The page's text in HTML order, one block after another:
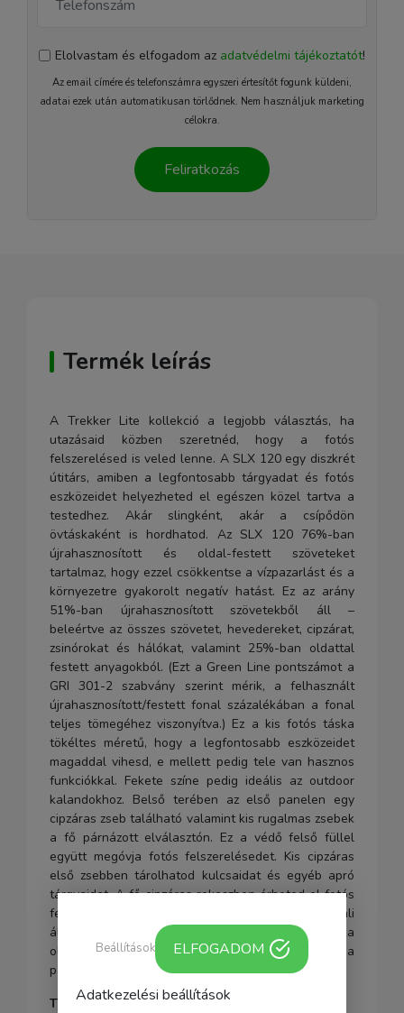
Elolvastam és elfogadom az adatvédelmi tájékoztatót!
Az email címére és telefonszámra egyszeri értesítőt fogunk küldeni,
adatai ezek után automatikusan törlődnek. Nem használjuk marketing
célokra.
Feliratkozás
Termék leírás
A Trekker Lite kollekció a legjobb választás, ha
utazásaid közben szeretnéd, hogy a fotós
felszerelésed is veled lenne. A SLX 120 egy diszkrét
útitárs, amiben a legfontosabb tárgyadat és fotós
eszközeidet helyezheted el egészen közel tartva a
testedhez. Akár slingként, akár a csípődön
övtáskaként is hordhatod. Az SLX 120 76%-ban
újrahasznosított és oldal-festett szöveteket
tartalmaz, hogy ezzel csökkentse a vízpazarlást és a
környezetre gyakorolt ​​negatív hatást. Ez az arány
51%-ban újrahasznosított szövetekből áll –
beleértve az összes szövetet, hevedereket, cipzárat,
zsinórokat és hálókat, valamint 25%-ban oldattal
festett anyagokból. (Ezt a Green Line pontszámot a
GRI 301-2 szabvány szerint mérik, a felhasznált
újrahasznosított/festett fonal százalékában a fonal
teljes tömegéhez viszonyítva.) Ez a kis fotós táska
tökéltes méretű, hogy a legfontosabb eszközeidet
magaddal vihesd, e mellett pedig tele van hasznos
funkciókkal. Fekete színe pedig ideális az outdoor
kalandokhoz. Belső terében az első panelen egy
cipzáras zseb található valamint kis rugalmas zsebek
a fő párnázott elválasztón. Ez a védő felső füllel
együtt megóvja fotós felszerelésedet. Kis cipzáras
első zsebben tárolhatod kulcsaidat és egyéb apró
tárgyaidat. A fő cipzáras rekeszben érheted el fotós
felszerelésedet. Egy pár pánt segítségével asztali
állványt, kabátot rögzíthetsz a táskára. A táska
oldalán egy víz tartó kiegészítőt is találsz, mely a
pántokkal használható.
Technikai adatok:
Adatkezelési beállítások
Beállítások ELFOGADOM